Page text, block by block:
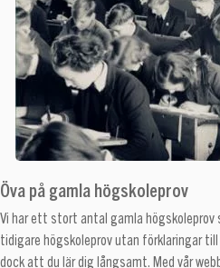
Öva på gamla högskoleprov
Vi har ett stort antal gamla högskoleprov
tidigare högskoleprov utan förklaringar
dock att du lär dig långsamt. Med vår